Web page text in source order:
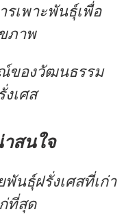
เพาะพันธุ์เพื่อ
ภาพ
ของวัฒนธรรม
งเศส
าสนใจ
นธุ์ฝรั่งเศสที่เก่า
ที่สุด